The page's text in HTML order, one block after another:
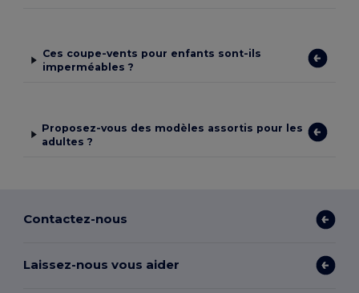
Ces coupe-vents pour enfants sont-ils
imperméables ?
Proposez-vous des modèles assortis pour les
adultes ?
Contactez-nous
Laissez-nous vous aider